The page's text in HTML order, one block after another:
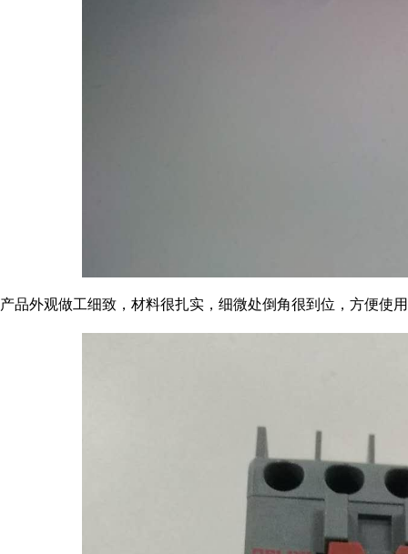
产品外观做工细致，材料很扎实，细微处倒角很到位，方便使